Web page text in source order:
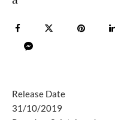
Release Date
31/10/2019